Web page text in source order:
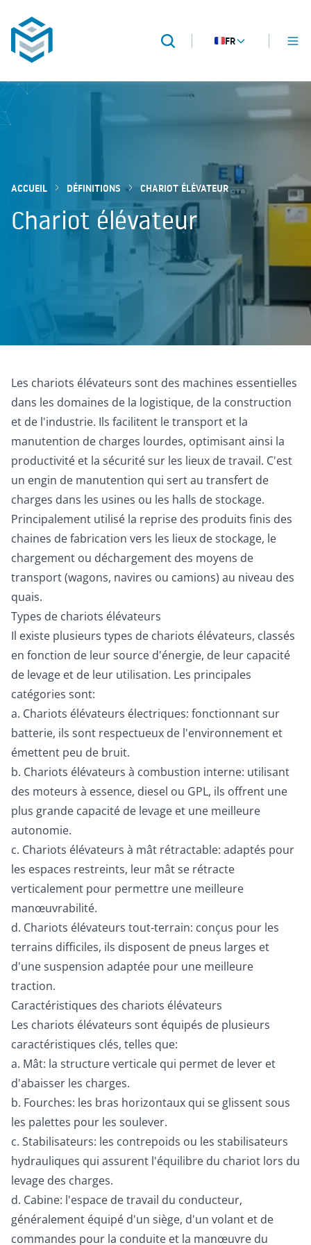
METROPACK
FR MENU
ACCUEIL DÉFINITIONS CHARIOT ÉLÉVATEUR
Chariot élévateur
Les chariots élévateurs sont des machines essentielles
dans les domaines de la logistique, de la construction
et de l'industrie. Ils facilitent le transport et la
manutention de charges lourdes, optimisant ainsi la
productivité et la sécurité sur les lieux de travail. C'est
un engin de manutention qui sert au transfert de
charges dans les usines ou les halls de stockage.
Principalement utilisé la reprise des produits finis des
chaines de fabrication vers les lieux de stockage, le
chargement ou déchargement des moyens de
transport (wagons, navires ou camions) au niveau des
quais.
Types de chariots élévateurs
Il existe plusieurs types de chariots élévateurs, classés
en fonction de leur source d'énergie, de leur capacité
de levage et de leur utilisation. Les principales
catégories sont:
a. Chariots élévateurs électriques: fonctionnant sur
batterie, ils sont respectueux de l'environnement et
émettent peu de bruit.
b. Chariots élévateurs à combustion interne: utilisant
des moteurs à essence, diesel ou GPL, ils offrent une
plus grande capacité de levage et une meilleure
autonomie.
c. Chariots élévateurs à mât rétractable: adaptés pour
les espaces restreints, leur mât se rétracte
verticalement pour permettre une meilleure
manœuvrabilité.
d. Chariots élévateurs tout-terrain: conçus pour les
terrains difficiles, ils disposent de pneus larges et
d'une suspension adaptée pour une meilleure
traction.
Caractéristiques des chariots élévateurs
Les chariots élévateurs sont équipés de plusieurs
caractéristiques clés, telles que:
a. Mât: la structure verticale qui permet de lever et
d'abaisser les charges.
b. Fourches: les bras horizontaux qui se glissent sous
les palettes pour les soulever.
c. Stabilisateurs: les contrepoids ou les stabilisateurs
hydrauliques qui assurent l'équilibre du chariot lors du
levage des charges.
d. Cabine: l'espace de travail du conducteur,
généralement équipé d'un siège, d'un volant et de
commandes pour la conduite et la manœuvre du